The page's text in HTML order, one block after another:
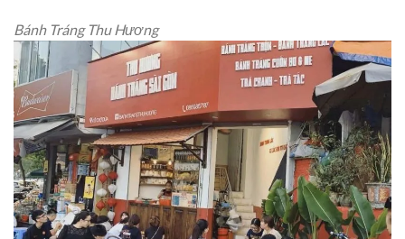
Bánh Tráng Thu Hương